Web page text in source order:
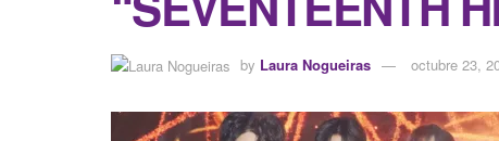
by Laura Nogueiras octubre 23,